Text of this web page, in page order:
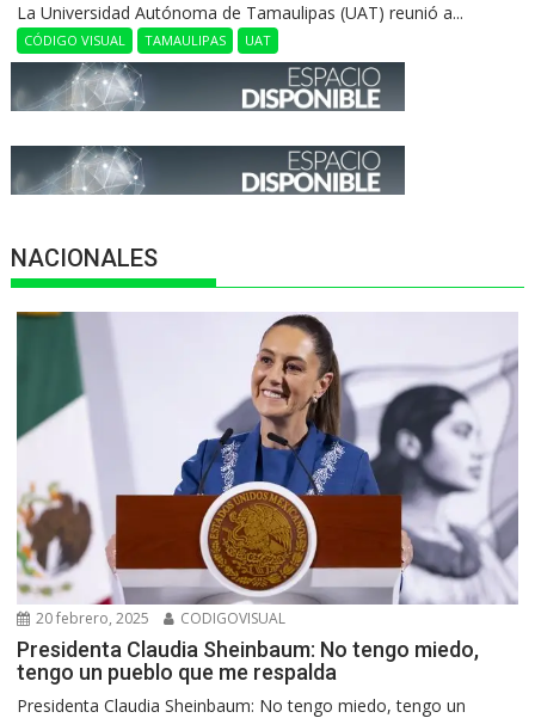
La Universidad Autónoma de Tamaulipas (UAT) reunió a...
CÓDIGO VISUAL TAMAULIPAS UAT
NACIONALES
20 febrero, 2025 CODIGOVISUAL
Presidenta Claudia Sheinbaum: No tengo miedo,
tengo un pueblo que me respalda
Presidenta Claudia Sheinbaum: No tengo miedo, tengo un